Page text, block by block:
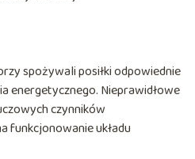
spożywali posiłki odpowiednie
energetycznego. Nieprawidłowe
czynników
funkcjonowanie układu